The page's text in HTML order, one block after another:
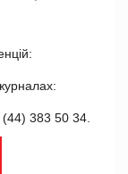
383 50 34.